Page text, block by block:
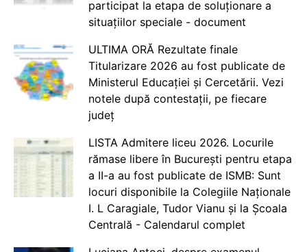
participat la etapa de soluționare a
situațiilor speciale - document
ULTIMA ORĂ Rezultate finale
Titularizare 2026 au fost publicate de
Ministerul Educației și Cercetării. Vezi
notele după contestații, pe fiecare
județ
LISTA Admitere liceu 2026. Locurile
rămase libere în București pentru etapa
a II-a au fost publicate de ISMB: Sunt
locuri disponibile la Colegiile Naționale
I. L Caragiale, Tudor Vianu și la Școala
Centrală - Calendarul complet